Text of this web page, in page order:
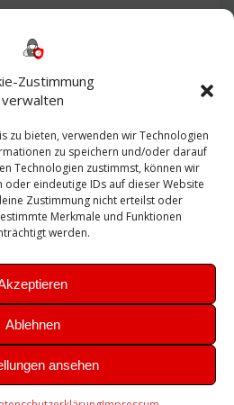
Zustimmung
verwalten
zu bieten, verwenden wir Technologien
zu speichern und/oder darauf
Technologien zustimmst, können wir
oder eindeutige IDs auf dieser Website
Zustimmung nicht erteilst oder
Merkmale und Funktionen
werden.
Ablehnen
ansehen
firewall Fritzbox
Microsoft
Server Sicherheit
Sophos SSL Ubuntu
UTM VCenter VCSA Veeam
WAZUH Windows
Theme